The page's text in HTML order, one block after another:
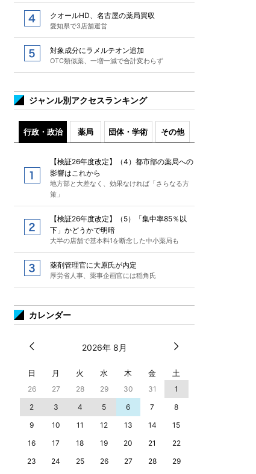
クオールHD、名古屋の薬局買収
愛知県で3店舗運営
対象成分にラメルテオン追加
OTC類似薬、一増一減で合計変わらず
ジャンル別アクセスランキング
行政・政治 薬局 団体・学術 その他
【検証26年度改定】（4）都市部の薬局への
影響はこれから
地方部と大差なく、効果なければ「さらなる方
策」
【検証26年度改定】（5）「集中率85％以
下」かどうかで明暗
大半の店舗で基本料1を断念した中小薬局も
薬剤管理官に大原氏が内定
厚労省人事、薬事企画官には稲角氏
カレンダー
2026年 8月
日 月 火 水 木 金 土
26 27 28 29 30 31
1
2
3 4 5 6 7
8
9
10 11 12 13 14
15
16
17 18 19 20 21
22
23
24 25 26 27 28
29